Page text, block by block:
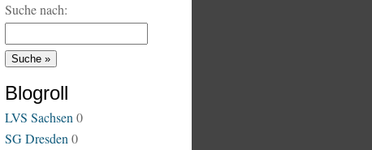
Suche nach:
Blogroll
LVS Sachsen 0
SG Dresden 0